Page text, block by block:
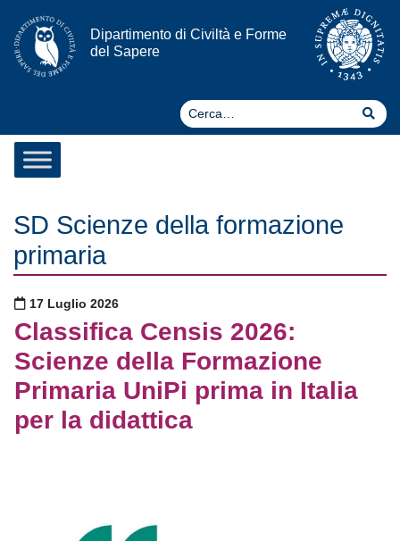
Vai al contenuto
Dipartimento di Civiltà e Forme
del Sapere
SD Scienze della formazione
primaria
Pubblicato il
17 Luglio 2026
Classifica Censis 2026:
Scienze della Formazione
Primaria UniPi prima in Italia
per la didattica